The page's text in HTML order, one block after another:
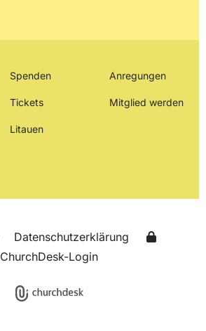
Spenden
Tickets
Litauen
Anregungen
Mitglied werden
Datenschutzerklärung
ChurchDesk-Login